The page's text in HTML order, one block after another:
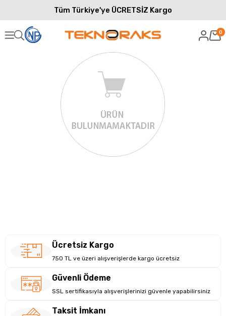
Tüm Türkiye'ye ÜCRETSİZ Kargo
0
Ücretsiz Kargo
750 TL ve üzeri alışverişlerde kargo ücretsiz
Güvenli Ödeme
SSL sertifikasıyla alışverişlerinizi güvenle yapabilirsiniz
Taksit İmkanı